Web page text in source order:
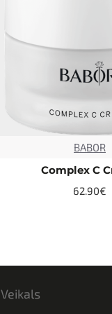
BABOR
Complex C
62.90€
Veikals